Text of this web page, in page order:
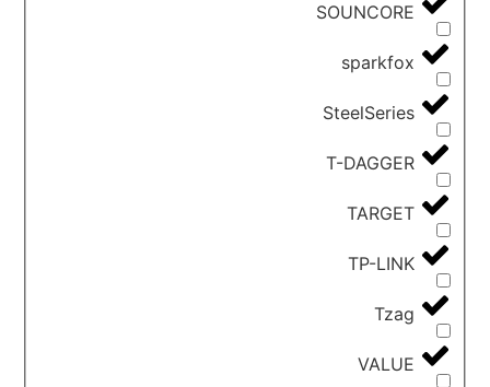
SOUNCORE
sparkfox
SteelSeries
T-DAGGER
TARGET
TP-LINK
Tzag
VALUE